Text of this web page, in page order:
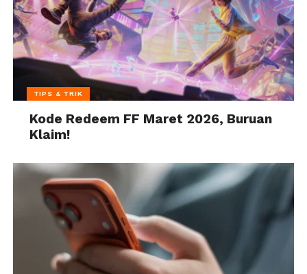
TIPS & TRIK
Kode Redeem FF Maret 2026, Buruan
Klaim!